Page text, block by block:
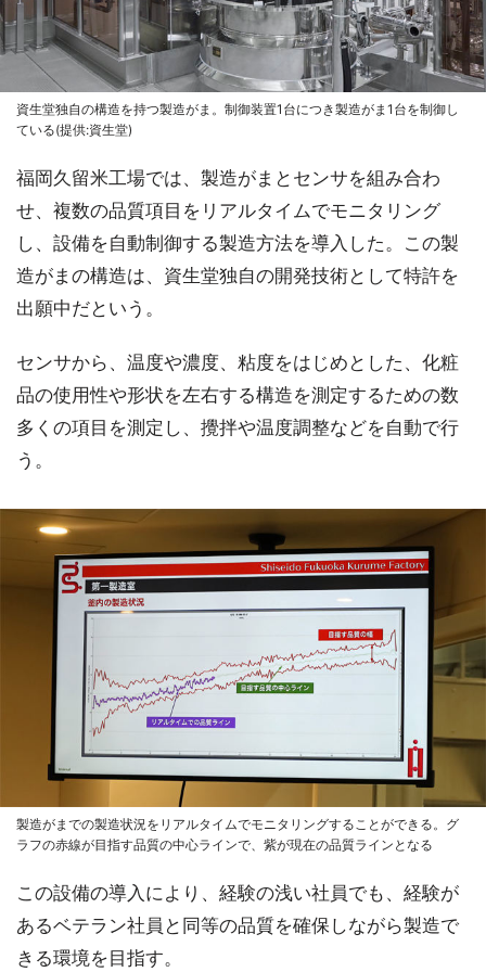
資生堂独自の構造を持つ製造がま。制御装置1台につき製造がま1台を制御し
ている(提供:資生堂)
福岡久留米工場では、製造がまとセンサを組み合わ
せ、複数の品質項目をリアルタイムでモニタリング
し、設備を自動制御する製造方法を導入した。この製
造がまの構造は、資生堂独自の開発技術として特許を
出願中だという。
センサから、温度や濃度、粘度をはじめとした、化粧
品の使用性や形状を左右する構造を測定するための数
多くの項目を測定し、攪拌や温度調整などを自動で行
う。
製造がまでの製造状況をリアルタイムでモニタリングすることができる。グ
ラフの赤線が目指す品質の中心ラインで、紫が現在の品質ラインとなる
この設備の導入により、経験の浅い社員でも、経験が
あるベテラン社員と同等の品質を確保しながら製造で
きる環境を目指す。